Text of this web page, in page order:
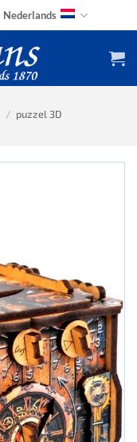
Nederlands
/ puzzel 3D